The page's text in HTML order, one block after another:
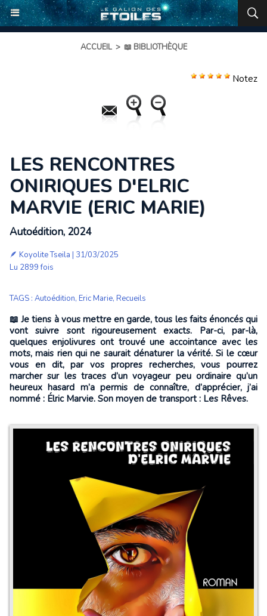
ACCUEIL > 📖 BIBLIOTHÈQUE
Notez
LES RENCONTRES
ONIRIQUES D'ELRIC
MARVIE (ERIC MARIE)
Autoédition, 2024
🪶 Koyolite Tseila | 31/03/2025
Lu 2899 fois
TAGS : Autoédition, Eric Marie, Recueils
📖 Je tiens à vous mettre en garde, tous les faits énoncés qui
vont suivre sont rigoureusement exacts. Par-ci, par-là,
quelques enjolivures ont trouvé une accointance avec les
mots, mais rien qui ne saurait dénaturer la vérité. Si le cœur
vous en dit, par vos propres recherches, vous pourrez
marcher sur les traces d’un voyageur peu ordinaire qu’un
heureux hasard m’a permis de connaître, d’apprécier, j’ai
nommé : Élric Marvie. Son moyen de transport : Les Rêves.